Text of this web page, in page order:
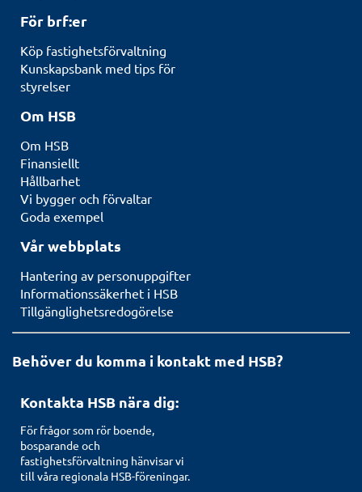
För brf:er
Köp fastighetsförvaltning
Kunskapsbank med tips för
styrelser
Om HSB
Om HSB
Finansiellt
Hållbarhet
Vi bygger och förvaltar
Goda exempel
Vår webbplats
Hantering av personuppgifter
Informationssäkerhet i HSB
Tillgänglighetsredogörelse
Behöver du komma i kontakt med HSB?
Kontakta HSB nära dig:
För frågor som rör boende,
bosparande och
fastighetsförvaltning hänvisar vi
till våra regionala HSB-föreningar.